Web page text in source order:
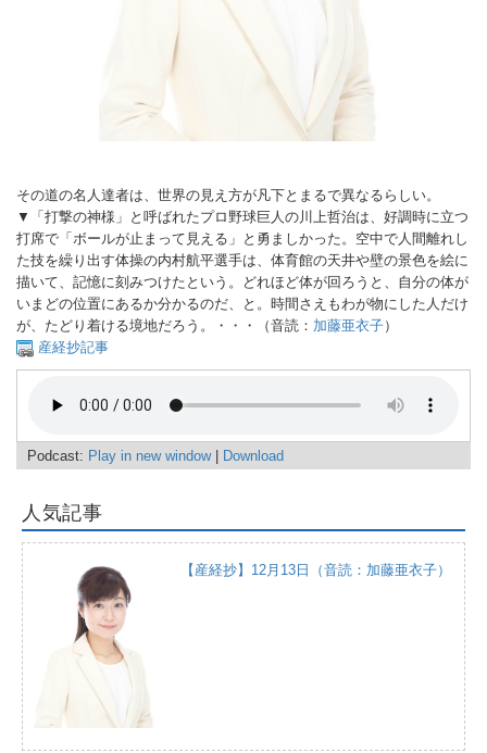
その道の名人達者は、世界の見え方が凡下とまるで異なるらしい。
▼「打撃の神様」と呼ばれたプロ野球巨人の川上哲治は、好調時に立つ
打席で「ボールが止まって見える」と勇ましかった。空中で人間離れし
た技を繰り出す体操の内村航平選手は、体育館の天井や壁の景色を絵に
描いて、記憶に刻みつけたという。どれほど体が回ろうと、自分の体が
いまどの位置にあるか分かるのだ、と。時間さえもわが物にした人だけ
が、たどり着ける境地だろう。・・・（音読： 加藤亜衣子）
産経抄記事
Podcast: Play in new window| Download
人気記事
【産経抄】12月13日（音読：加藤亜衣子）